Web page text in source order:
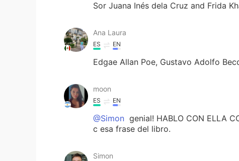
Sor Juana Inés dela Cruz and Frida
Ana Laura
ES EN
Edgae Allan Poe, Gustavo Adolfo
moon
ES EN
@Simon genial! HABLO CON ELLA
c esa frase del libro.
Simon